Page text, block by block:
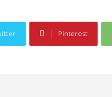
Pinterest